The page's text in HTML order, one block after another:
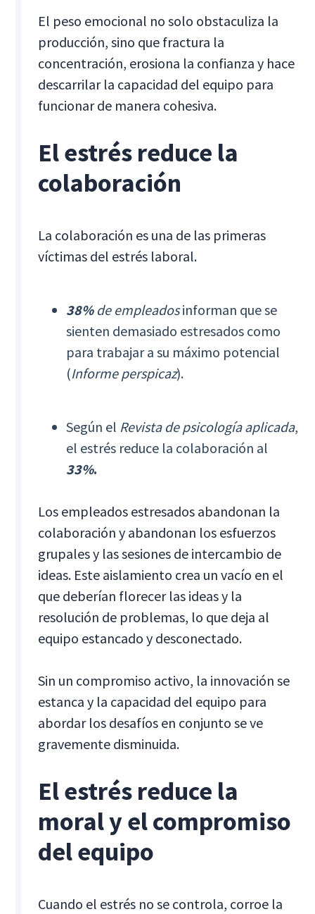
El peso emocional no solo obstaculiza la
producción, sino que fractura la
concentración, erosiona la confianza y hace
descarrilar la capacidad del equipo para
funcionar de manera cohesiva.
El estrés reduce la
colaboración
La colaboración es una de las primeras
víctimas del estrés laboral.
38%de empleadosinforman que se
sienten demasiado estresados como
para trabajar a su máximo potencial
(Informe perspicaz).
Según el Revista de psicología aplicada,
el estrés reduce la colaboración al
33%.
Los empleados estresados abandonan la
colaboración y abandonan los esfuerzos
grupales y las sesiones de intercambio de
ideas. Este aislamiento crea un vacío en el
que deberían florecer las ideas y la
resolución de problemas, lo que deja al
equipo estancado y desconectado.
Sin un compromiso activo, la innovación se
estanca y la capacidad del equipo para
abordar los desafíos en conjunto se ve
gravemente disminuida.
El estrés reduce la
moral y el compromiso
del equipo
Cuando el estrés no se controla, corroe la